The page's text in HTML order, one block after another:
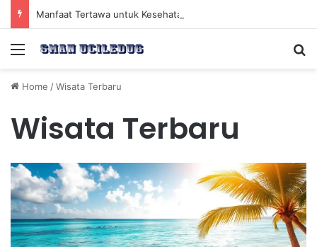
Menu
Home /Wisata Terbaru
Wisata Terbaru